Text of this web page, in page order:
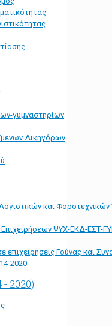
γυμναστηρίων
Δικηγόρων
και
Επιχειρήσεων ΨΥΧ-ΕΚΔ-ΕΣΤ-
επιχειρήσεις Γούνας και
2020
- 2020)